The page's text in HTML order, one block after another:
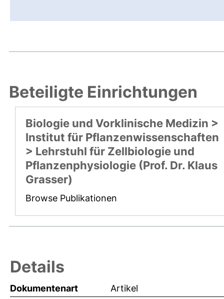
Beteiligte Einrichtungen
Biologie und Vorklinische Medizin >
Institut für Pflanzenwissenschaften
> Lehrstuhl für Zellbiologie und
Pflanzenphysiologie (Prof. Dr. Klaus
Grasser)
Browse Publikationen
Details
Dokumentenart
Artikel